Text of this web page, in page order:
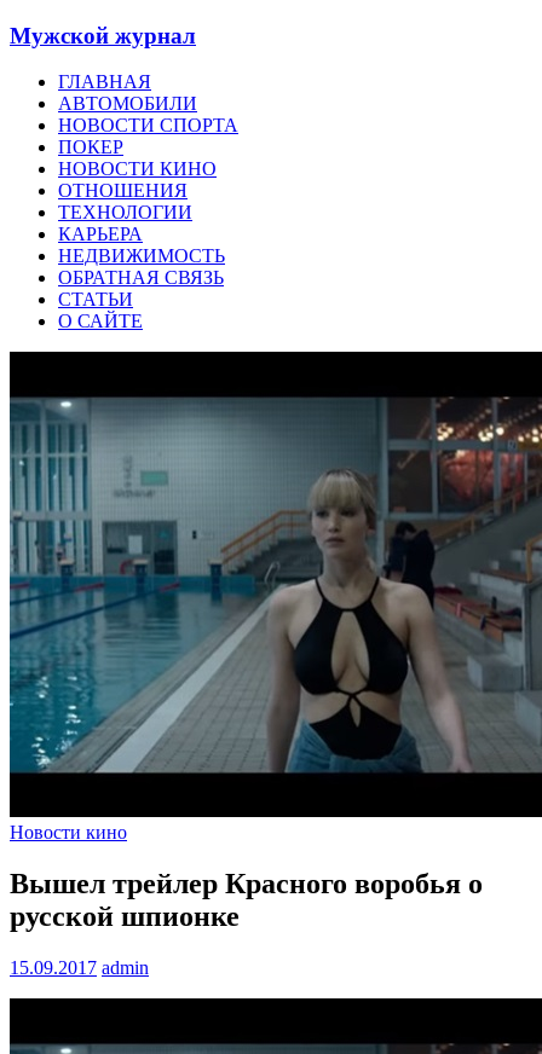
Мужской журнал
ГЛАВНАЯ
АВТОМОБИЛИ
НОВОСТИ СПОРТА
ПОКЕР
НОВОСТИ КИНО
ОТНОШЕНИЯ
ТЕХНОЛОГИИ
КАРЬЕРА
НЕДВИЖИМОСТЬ
ОБРАТНАЯ СВЯЗЬ
СТАТЬИ
О САЙТЕ
Новости кино
Вышел трейлер Красного воробья о
русской шпионке
15.09.2017 admin